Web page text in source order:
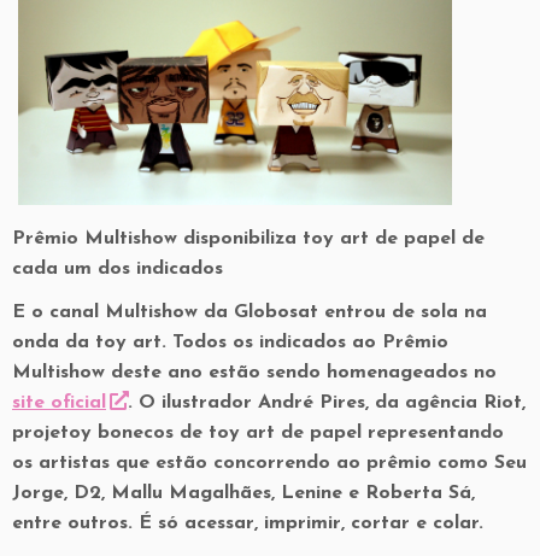
Prêmio Multishow disponibiliza toy art de papel de
cada um dos indicados
E o canal Multishow da Globosat entrou de sola na
onda da toy art. Todos os indicados ao Prêmio
Multishow deste ano estão sendo homenageados no
site oficial
. O ilustrador André Pires, da agência Riot,
projetoy bonecos de toy art de papel representando
os artistas que estão concorrendo ao prêmio como Seu
Jorge, D2, Mallu Magalhães, Lenine e Roberta Sá,
entre outros. É só acessar, imprimir, cortar e colar.